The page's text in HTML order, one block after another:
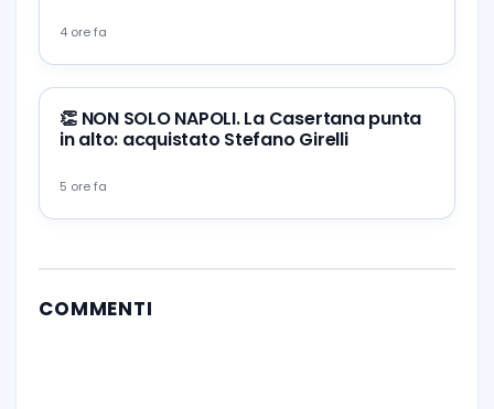
4 ore fa
👏 NON SOLO NAPOLI. La Casertana punta
in alto: acquistato Stefano Girelli
5 ore fa
COMMENTI